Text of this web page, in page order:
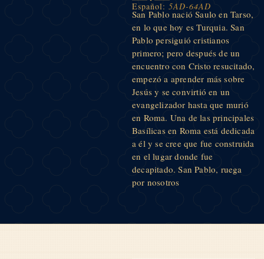
Español: 5AD-64AD
San Pablo nació Saulo en Tarso,
en lo que hoy es Turquia. San
Pablo persiguió cristianos
primero; pero después de un
encuentro con Cristo resucitado,
empezó a aprender más sobre
Jesús y se convirtió en un
evangelizador hasta que murió
en Roma. Una de las principales
Basílicas en Roma está dedicada
a él y se cree que fue construida
en el lugar donde fue
decapitado. San Pablo, ruega
por nosotros